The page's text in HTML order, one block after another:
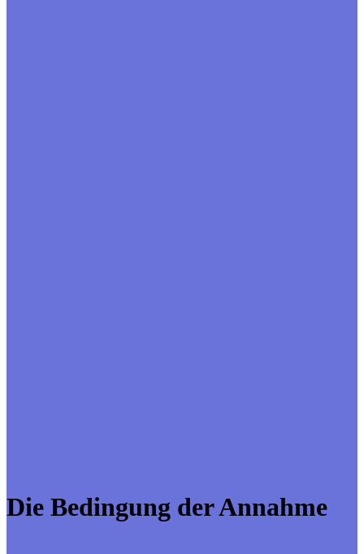
Die Bedingung der Annahme